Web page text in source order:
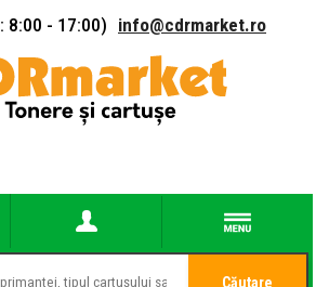
8:00 - 17:00) info@cdrmarket.ro
Căutare